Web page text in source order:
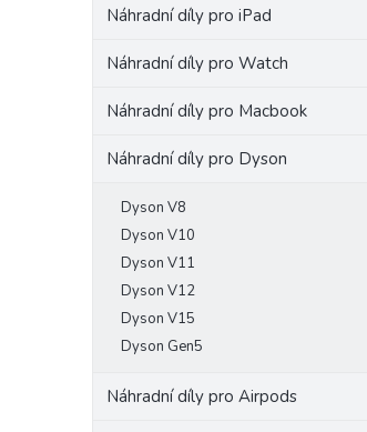
Náhradní díly pro iPad
Náhradní díly pro Watch
Náhradní díly pro Macbook
Náhradní díly pro Dyson
Dyson V8
Dyson V10
Dyson V11
Dyson V12
Dyson V15
Dyson Gen5
Náhradní díly pro Airpods